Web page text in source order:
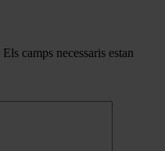
Els camps necessaris estan